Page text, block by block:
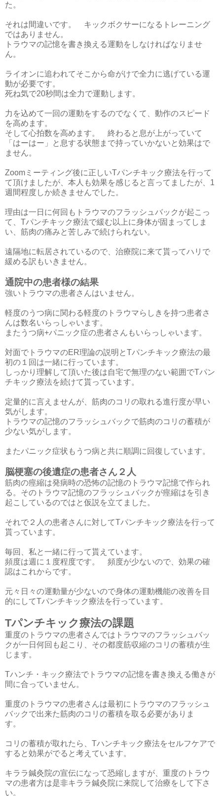
た。
それは間違いです。 キックボクサーになるトレーニング
ではありません。
トラウマの記憶を書き換える運動をしなければなりませ
ん。
ライオンに追われてそこから命がけで全力に逃げている運
動が必要です。
死ね気で20秒間は全力で運動します。
力を込めて一回の運動をするのでなくて、動作のスピード
を高めます。
そして心拍数を高めます。 終わると息が上がっていて
「はーはー」と息する状態まで持っていかないと効果はで
ません。
Zoomミーティング後に正しいTパンチキック療法を行って
て頂けましたが、本人も効果を感じると言ってましたが、1
週間程度しか続きませんでした。
理由は一日に何回もトラウマのフラッシュバックが起こっ
て、Tパンチキック療法で緩む以上に身体が固まってしま
い、筋肉の痛みと苦しみで続けられない。
遠隔地に転居されているので、治療院に来て貰ってハリで
緩める訳もいきません。
通院中の患者様の結果
強いトラウマの患者さんはいません。
軽度のうつ病に関わる軽度のトラウマらしきを持つ患者さ
んは数名いらっしゃいます。
またうつ病+パニック症の患者さんもいらっしゃいます。
対面でトラウマのER理論の説明とTパンチキック療法の最
初の１回は一緒に行っています。
しっかり理解して頂いた後は自宅で無理のない範囲でTパン
チキック療法を続けて貰っています。
定量的に言えませんが、筋肉のコリの取れる進行度が早い
気がします。
トラウマの記憶のフラッシュバックで筋肉のコリの蓄積が
少ない気がします。
またパニック症状もうつ病と共に順調に回復しています。
脳梗塞の後遺症の患者さん２人
筋肉の痙縮は発病時の恐怖の記憶のトラウマ記憶で作られ
る。そのトラウマ記憶のフラッシュバックが痙縮はを引き
起こしているのではと仮説を立てました。
それで２人の患者さんに対してTパンチキック療法を行って
貰っています。
毎回、私と一緒に行って貰えています。
頻度は週に１度程度です。 頻度が少ないので、効果の確
認はこれからです。
元々日々の運動量が少ないので身体の運動機能の改善を目
的にしてTパンチキック療法を行っています。
Tパンチキック療法の課題
重度のトラウマの患者さんではトラウマのフラッシュバッ
クが一日何回も起こり、その都度筋収縮のコリの蓄積が生
じます。
Tハンチ・キック療法でトラウマの記憶を書き換える働きが
間に合っていません。
重度のトラウマの患者さんは最初にトラウマのフラッシュ
バックで出来た筋肉のコリの蓄積を取る必要がありま
す。
コリの蓄積が取れたら、Tハンチキック療法をセルフケアで
すると効果がでると考えています。
キララ鍼灸院の宣伝になって恐縮しますが、重度のトラウ
マの患者方は是非キララ鍼灸院に来院して治療をして下さ
い。